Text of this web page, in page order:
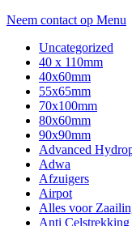
Neem contact op Menu
Uncategorized
40 x 110mm
40x60mm
55x65mm
70x100mm
80x60mm
90x90mm
Advanced
Adwa
Afzuigers
Airpot
Alles voor
Anti Celstrekking